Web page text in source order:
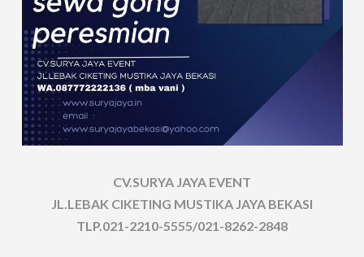
CV.SURYA JAYA EVENT
JL.LEBAK CIKETING MUSTIKA JAYA BEKASI
TLP.021-2210-5555/021-8262-2848